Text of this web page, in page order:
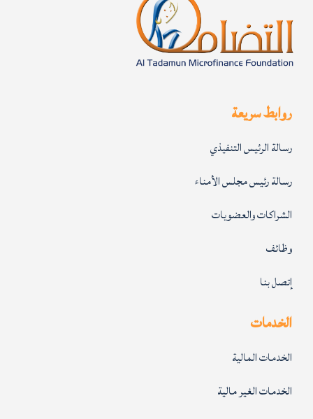
روابط سريعة
رسالة الرئيس التنفيذي
رسالة رئيس مجلس الأمناء
الشراكات والعضويات
وظائف
إتصل بنا
الخدمات
الخدمات المالية
الخدمات الغير مالية